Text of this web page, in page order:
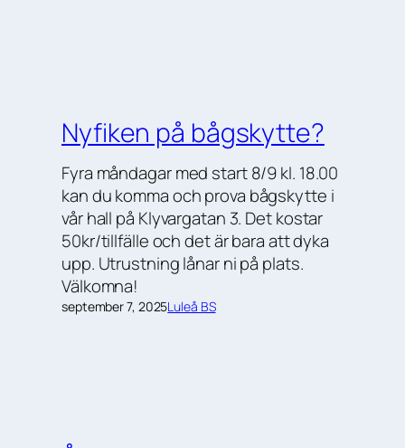
Nyfiken på bågskytte?
Fyra måndagar med start 8/9 kl. 18.00
kan du komma och prova bågskytte i
vår hall på Klyvargatan 3. Det kostar
50kr/tillfälle och det är bara att dyka
upp. Utrustning lånar ni på plats.
Välkomna!
september 7, 2025Luleå BS